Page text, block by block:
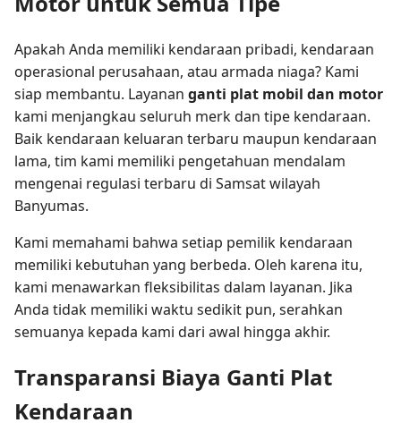
Apakah Anda memiliki kendaraan pribadi, kendaraan
operasional perusahaan, atau armada niaga? Kami
siap membantu. Layanan ganti plat mobil dan motor
kami menjangkau seluruh merk dan tipe kendaraan.
Baik kendaraan keluaran terbaru maupun kendaraan
lama, tim kami memiliki pengetahuan mendalam
mengenai regulasi terbaru di Samsat wilayah
Banyumas.
Kami memahami bahwa setiap pemilik kendaraan
memiliki kebutuhan yang berbeda. Oleh karena itu,
kami menawarkan fleksibilitas dalam layanan. Jika
Anda tidak memiliki waktu sedikit pun, serahkan
semuanya kepada kami dari awal hingga akhir.
Transparansi Biaya Ganti Plat
Kendaraan